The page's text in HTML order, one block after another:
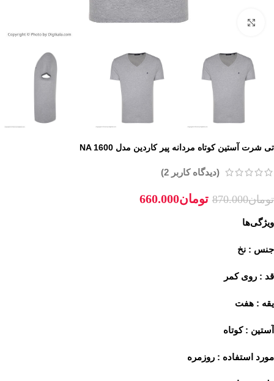
برای بزرگنمایی کلیک کنید
تی شرت آستین کوتاه مردانه پیر کاردین مدل NA 1600
(دیدگاه کاربر 2
)
تومان870.000 تومان660.000
ویژگی‌ها
جنس : نخ
قد : روی کمر
یقه : هفت
آستین : کوتاه
مورد استفاده : روزمره